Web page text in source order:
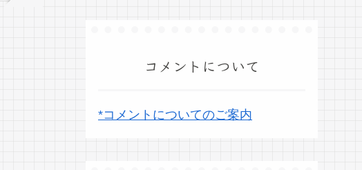
コメントについて
*コメントについてのご案内